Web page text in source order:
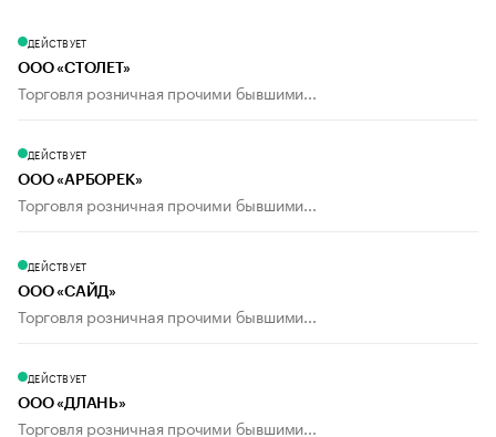
ДЕЙСТВУЕТ
ООО «СТОЛЕТ»
Торговля розничная прочими бывшими...
ДЕЙСТВУЕТ
ООО «АРБОРЕК»
Торговля розничная прочими бывшими...
ДЕЙСТВУЕТ
ООО «САЙД»
Торговля розничная прочими бывшими...
ДЕЙСТВУЕТ
ООО «ДЛАНЬ»
Торговля розничная прочими бывшими...